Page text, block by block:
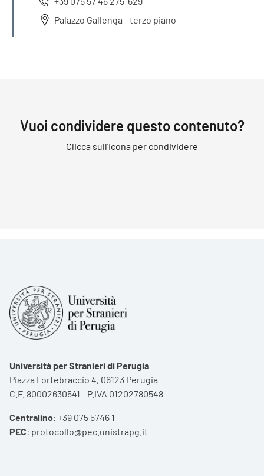
Palazzo Gallenga - terzo piano
Vuoi condividere questo contenuto?
Clicca sull'icona per condividere
Università per Stranieri di Perugia
Piazza Fortebraccio 4, 06123 Perugia
C.F. 80002630541 - P.IVA 01202780548
Centralino: +39 075 5746 1
PEC: protocollo@pec.unistrapg.it